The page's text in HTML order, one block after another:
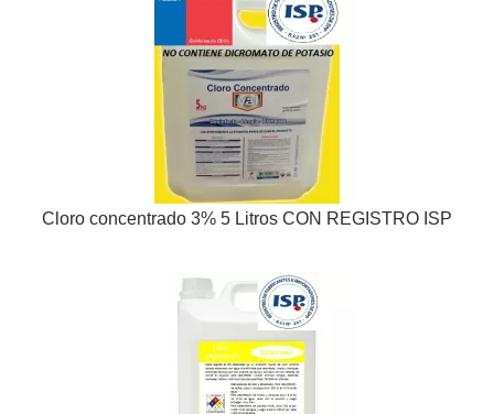
Cloro concentrado 3% 5 Litros CON REGISTRO ISP